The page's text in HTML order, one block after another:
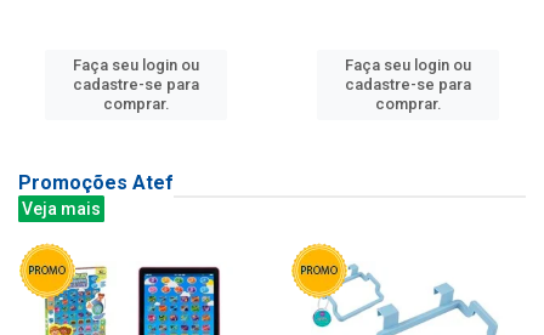
Faça seu login ou
cadastre-se para
comprar.
Faça seu login ou
cadastre-se para
comprar.
Promoções Atef
Veja mais